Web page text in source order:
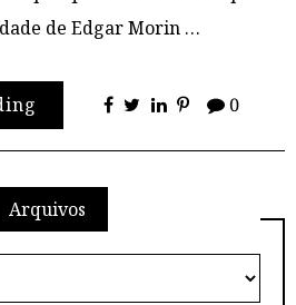
de Edgar Morin …
0
Arquivos